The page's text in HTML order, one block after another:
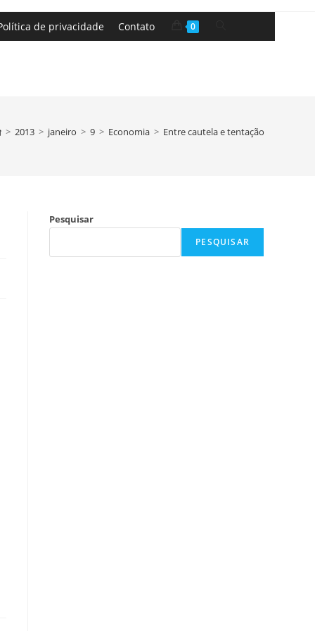
de privacidade Contato 0
> 2013 > janeiro > 9 > Economia > Entre cautela e tentação
Pesquisar
PESQUISAR